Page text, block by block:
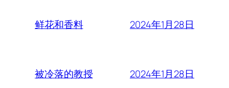
鲜花和香料 2024年1月28日
被冷落的教授 2024年1月28日